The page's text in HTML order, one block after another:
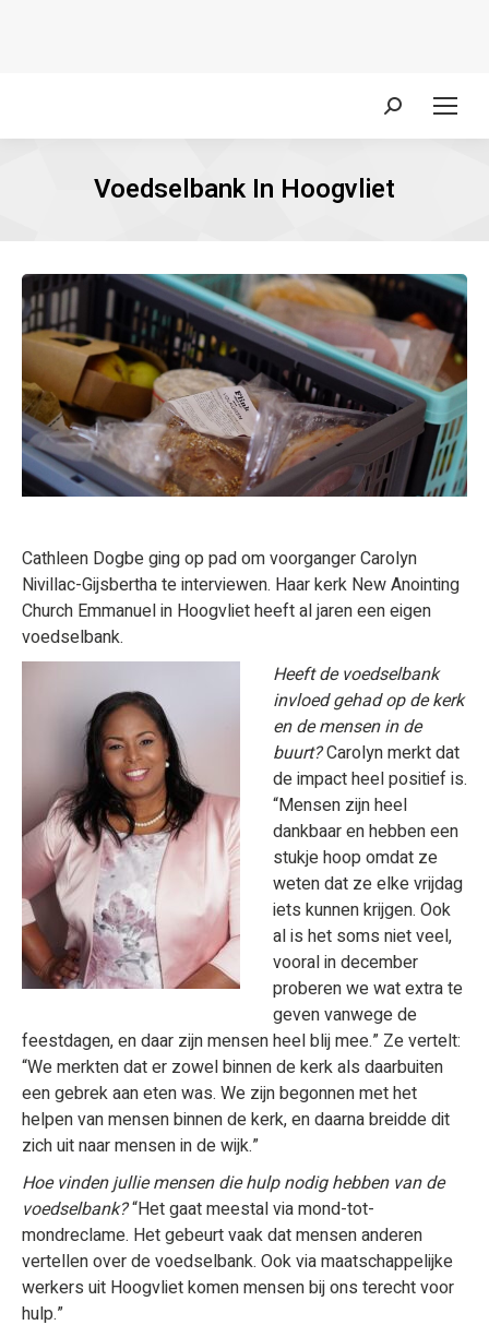
Zoeken:
Voedselbank In Hoogvliet
Cathleen Dogbe ging op pad om voorganger Carolyn
Nivillac-Gijsbertha te interviewen. Haar kerk New Anointing
Church Emmanuel in Hoogvliet heeft al jaren een eigen
voedselbank.
Heeft de voedselbank
invloed gehad op de kerk
en de mensen in de
buurt?Carolyn merkt dat
de impact heel positief is.
“Mensen zijn heel
dankbaar en hebben een
stukje hoop omdat ze
weten dat ze elke vrijdag
iets kunnen krijgen. Ook
al is het soms niet veel,
vooral in december
proberen we wat extra te
geven vanwege de
feestdagen, en daar zijn mensen heel blij mee.” Ze vertelt:
“We merkten dat er zowel binnen de kerk als daarbuiten
een gebrek aan eten was. We zijn begonnen met het
helpen van mensen binnen de kerk, en daarna breidde dit
zich uit naar mensen in de wijk.”
Hoe vinden jullie mensen die hulp nodig hebben van de
voedselbank?“Het gaat meestal via mond-tot-
mondreclame. Het gebeurt vaak dat mensen anderen
vertellen over de voedselbank. Ook via maatschappelijke
werkers uit Hoogvliet komen mensen bij ons terecht voor
hulp.”